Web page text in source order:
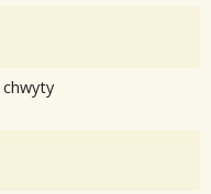
chwyty